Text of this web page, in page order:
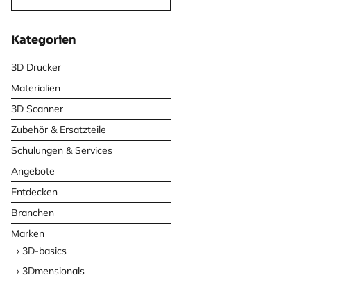
Kategorien
3D Drucker
Materialien
3D Scanner
Zubehör & Ersatzteile
Schulungen & Services
Angebote
Entdecken
Branchen
Marken
3D-basics
3Dmensionals